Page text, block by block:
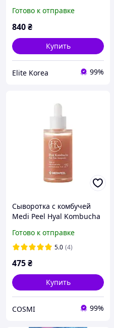
Collagen 3000 Shot Serum
MEDI-PEEL, 50 мл (825152)
Готово к отправке
840₴
Купить
Elite Korea 99%
Сыворотка с комбучей
Medi Peel Hyal Kombucha
Готово к отправке
5.0 (4)
475₴
Купить
COSMI 99%